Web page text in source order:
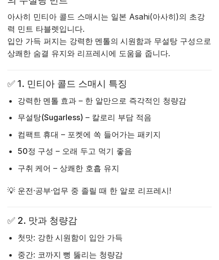
아사히 민티아 콜드 스매시는 일본 Asahi(아사히)의 초강
력 민트 타블렛입니다.
입안 가득 퍼지는 강력한 멘톨의 시원함과 무설탕 구성으로
상쾌한 숨결 유지와 리프레시에 도움을 줍니다.
✅ 1. 민티아 콜드 스매시 특징
강력한 멘톨 효과– 한 알만으로 즉각적인 청량감
무설탕(Sugarless) – 칼로리 부담 적음
컴팩트 휴대 – 포켓에 쏙 들어가는 패키지
50정 구성 – 오래 두고 먹기 좋음
구취 케어 – 상쾌한 호흡 유지
💡 운전·공부·업무 중 졸릴 때 한 알로 리프레시!
✅ 2. 맛과 청량감
첫맛: 강한 시원함이 입안 가득
중간: 코까지 뻥 뚫리는 청량감